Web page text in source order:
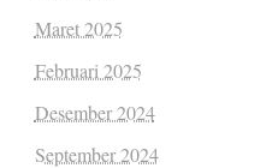
Maret 2025
Februari 2025
Desember 2024
September 2024